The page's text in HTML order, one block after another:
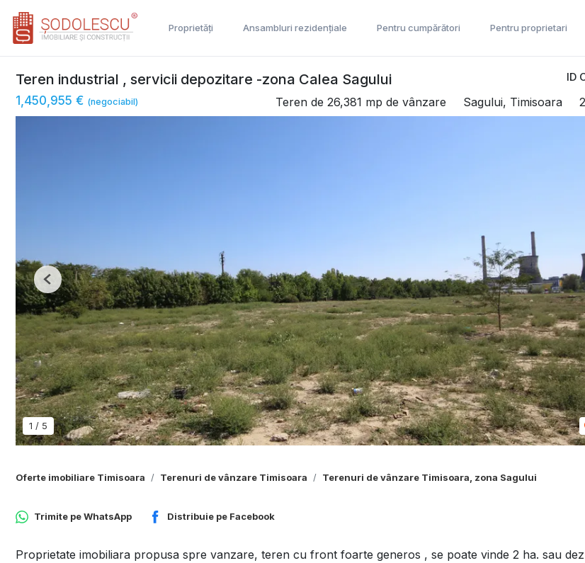
Proprietăți Ansambluri rezidențiale Pentru cumpărători Pentru proprietari
ID
Teren industrial , servicii depozitare -zona Calea Sagului
1,450,955 € (negociabil) Teren de 26,381 mp de vânzare Sagului, Timisoara
1 / 5
Previous
Oferte imobiliare Timisoara Terenuri de vânzare Timisoara Terenuri de vânzare Timisoara, zona Sagului
Trimite peWhatsApp Distribuie pe Facebook
Proprietate imobiliara propusa spre vanzare, teren cu front foarte generos , se poate vinde 2 ha. sau